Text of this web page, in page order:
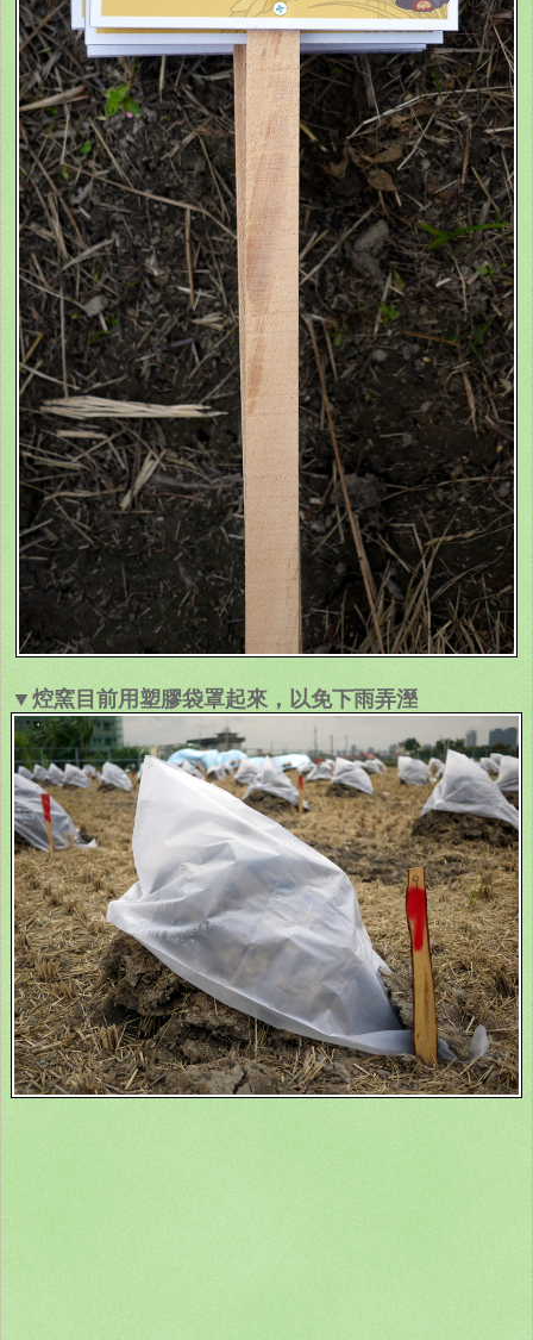
▼焢窯目前用塑膠袋罩起來，以免下雨弄溼